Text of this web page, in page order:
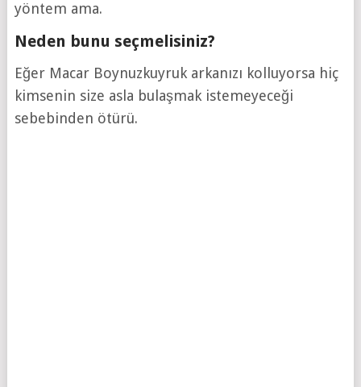
yöntem ama.
Neden bunu seçmelisiniz?
Eğer Macar Boynuzkuyruk arkanızı kolluyorsa hiç
kimsenin size asla bulaşmak istemeyeceği
sebebinden ötürü.